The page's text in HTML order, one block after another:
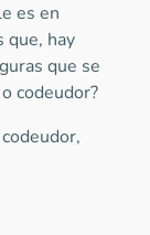
es en
que, hay
que se
codeudor?